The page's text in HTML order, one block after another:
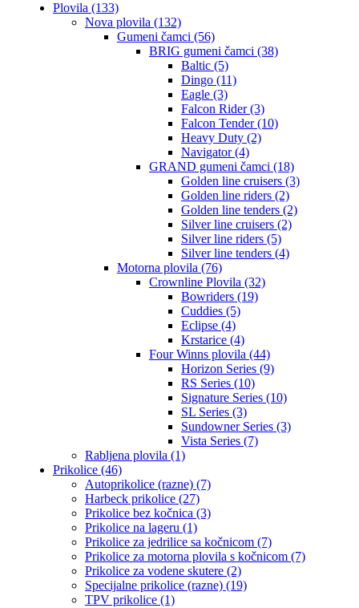
Plovila (133)
Nova plovila (132)
Gumeni čamci (56)
BRIG gumeni čamci (38)
Baltic (5)
Dingo (11)
Eagle (3)
Falcon Rider (3)
Falcon Tender (10)
Heavy Duty (2)
Navigator (4)
GRAND gumeni čamci (18)
Golden line cruisers (3)
Golden line riders (2)
Golden line tenders (2)
Silver line cruisers (2)
Silver line riders (5)
Silver line tenders (4)
Motorna plovila (76)
Crownline Plovila (32)
Bowriders (19)
Cuddies (5)
Eclipse (4)
Krstarice (4)
Four Winns plovila (44)
Horizon Series (9)
RS Series (10)
Signature Series (10)
SL Series (3)
Sundowner Series (3)
Vista Series (7)
Rabljena plovila (1)
Prikolice (46)
Autoprikolice (razne) (7)
Harbeck prikolice (27)
Prikolice bez kočnica (3)
Prikolice na lageru (1)
Prikolice za jedrilice sa kočnicom (7)
Prikolice za motorna plovila s kočnicom (7)
Prikolice za vodene skutere (2)
Specijalne prikolice (razne) (19)
TPV prikolice (1)